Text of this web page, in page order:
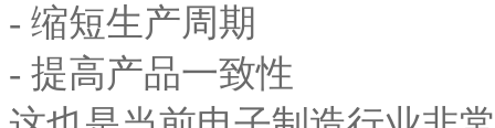
- 缩短生产周期
- 提高产品一致性